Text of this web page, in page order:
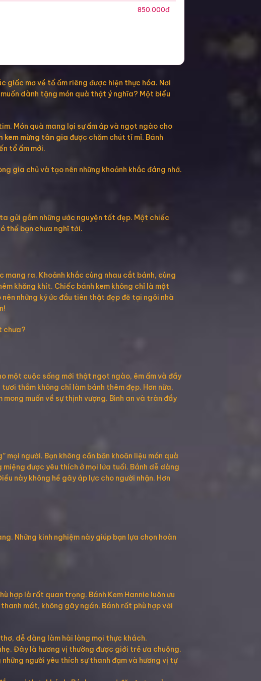
850.000đ
giấc mơ về tổ ấm riêng được hiện thực hóa. Nơi
dành tặng món quà thật ý nghĩa? Một biểu
Món quà mang lại sự ấm áp và ngọt ngào cho
kem mừng tân gia được chăm chút tỉ mỉ. Bánh
tổ ấm mới.
gia chủ và tạo nên những khoảnh khắc đáng nhớ.
gửi gắm những ước nguyện tốt đẹp. Một chiếc
thể bạn chưa nghĩ tới.
mang ra. Khoảnh khắc cùng nhau cắt bánh, cùng
khăng khít. Chiếc bánh kem không chỉ là một
những ký ức đầu tiên thật đẹp đẽ tại ngôi nhà
chưa?
một cuộc sống mới thật ngọt ngào, êm ấm và đầy
thắm không chỉ làm bánh thêm đẹp. Hơn nữa,
muốn về sự thịnh vượng. Bình an và tràn đầy
người. Bạn không cần băn khoăn liệu món quà
được yêu thích ở mọi lứa tuổi. Bánh dễ dàng
này không hề gây áp lực cho người nhận. Hơn
Những kinh nghiệm này giúp bạn lựa chọn hoàn
hợp là rất quan trọng. Bánh Kem Hannie luôn ưu
mát, không gây ngán. Bánh rất phù hợp với
dễ dàng làm hài lòng mọi thực khách.
Đây là hương vị thường được giới trẻ ưa chuộng.
người yêu thích sự thanh đạm và hương vị tự